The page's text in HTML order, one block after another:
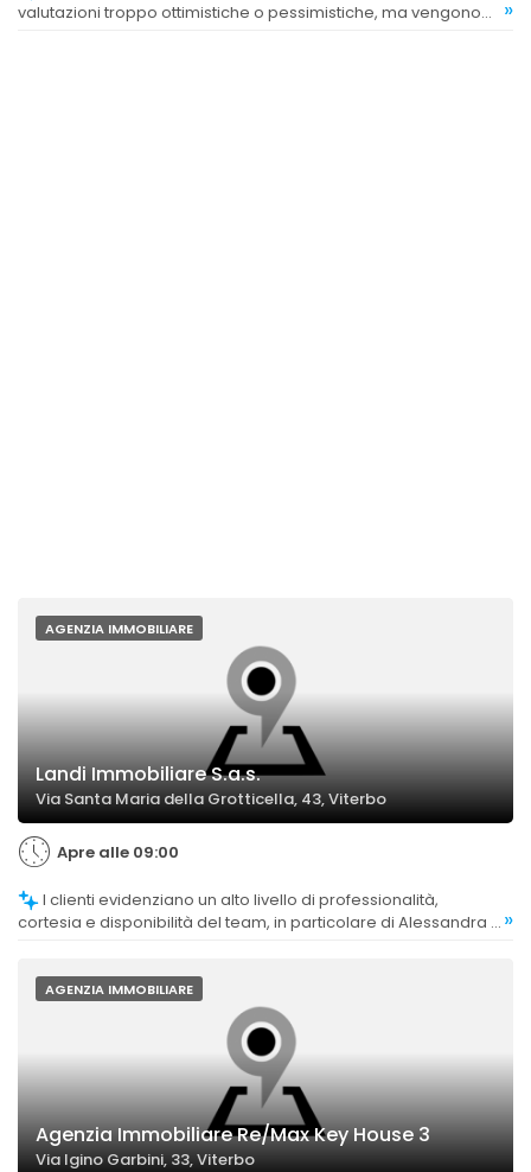
valutazioni troppo ottimistiche o pessimistiche, ma vengono
»
AGENZIA IMMOBILIARE
Landi Immobiliare S.a.s.
Via Santa Maria della Grotticella, 43, Viterbo
Apre alle 09:00
cortesia e disponibilità del team, in particolare di Alessandra e »
AGENZIA IMMOBILIARE
Agenzia Immobiliare Re/Max Key House 3
Via Igino Garbini, 33, Viterbo